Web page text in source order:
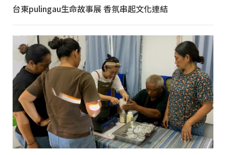
台東pulingau生命故事展 香氛串起文化連結